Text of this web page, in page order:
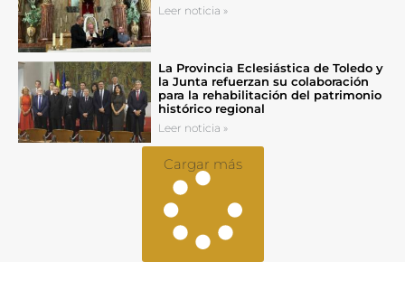
Leer noticia »
La Provincia Eclesiástica de Toledo y
la Junta refuerzan su colaboración
para la rehabilitación del patrimonio
histórico regional
Leer noticia »
Cargar más